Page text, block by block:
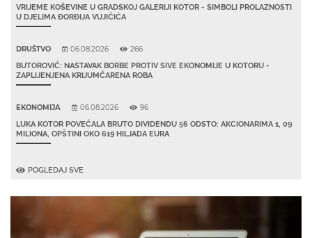
VRIJEME KOŠEVINE U GRADSKOJ GALERIJI KOTOR - SIMBOLI PROLAZNOSTI
U DJELIMA ĐORĐIJA VUJIČIĆA
DRUŠTVO 06.08.2026 266
BUTOROVIĆ: NASTAVAK BORBE PROTIV SIVE EKONOMIJE U KOTORU -
ZAPLIJENJENA KRIJUMČARENA ROBA
EKONOMIJA 06.08.2026 96
LUKA KOTOR POVEĆALA BRUTO DIVIDENDU 56 ODSTO: AKCIONARIMA 1, 09
MILIONA, OPŠTINI OKO 619 HILJADA EURA
POGLEDAJ SVE